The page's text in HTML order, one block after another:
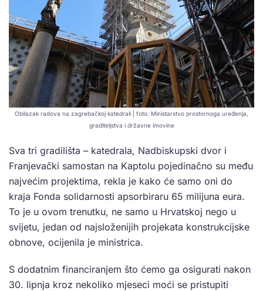
Obilazak radova na zagrebačkoj katedrali | foto: Ministarstvo prostornoga uređenja,
graditeljstva i državne imovine
Sva tri gradilišta – katedrala, Nadbiskupski dvor i
Franjevački samostan na Kaptolu pojedinačno su među
najvećim projektima, rekla je kako će samo oni do
kraja Fonda solidarnosti apsorbiraru 65 milijuna eura.
To je u ovom trenutku, ne samo u Hrvatskoj nego u
svijetu, jedan od najsloženijih projekata konstrukcijske
obnove, ocijenila je ministrica.
S dodatnim financiranjem što ćemo ga osigurati nakon
30. lipnja kroz nekoliko mjeseci moći se pristupiti